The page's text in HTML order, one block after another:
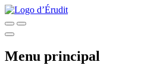
Menu principal